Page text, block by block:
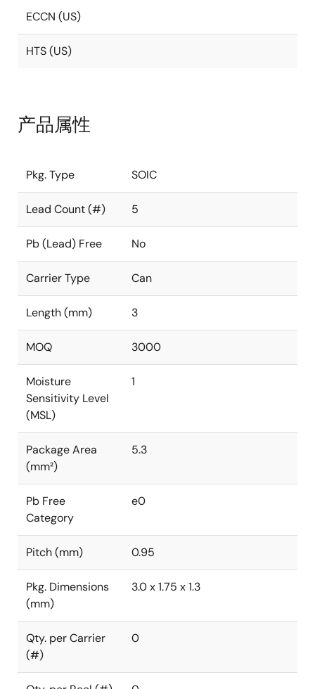
ECCN (US)
HTS (US)
产品属性
Pkg. Type SOIC
Lead Count (#) 5
Pb (Lead) Free No
Carrier Type Can
Length (mm) 3
MOQ 3000
Moisture
Sensitivity Level
(MSL)
1
Package Area
(mm²)
5.3
Pb Free
Category
e0
Pitch (mm) 0.95
Pkg. Dimensions
(mm)
3.0 x 1.75 x 1.3
Qty. per Carrier
(#)
0